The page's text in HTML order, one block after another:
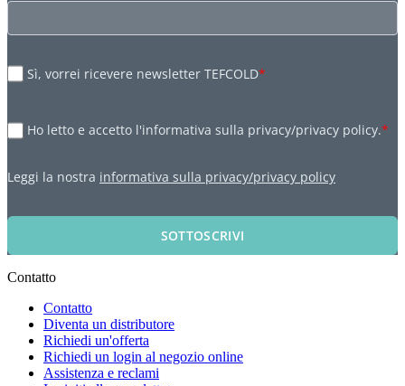
Sì, vorrei ricevere newsletter TEFCOLD*
Ho letto e accetto l'informativa sulla privacy/privacy policy.*
Leggi la nostra informativa sulla privacy/privacy policy
SOTTOSCRIVI
Contatto
Contatto
Diventa un distributore
Richiedi un'offerta
Richiedi un login al negozio online
Assistenza e reclami